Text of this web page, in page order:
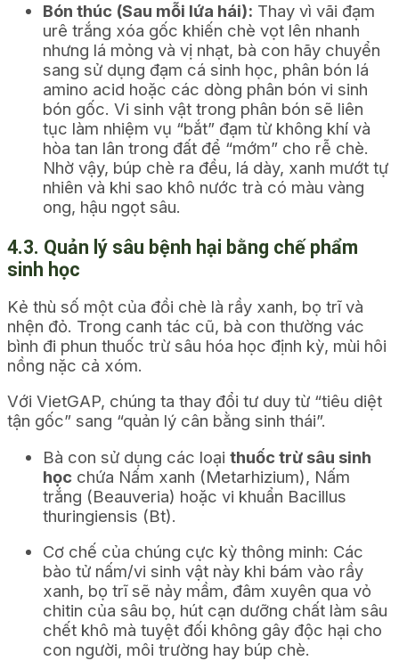
Bón thúc (Sau mỗi lứa hái): Thay vì vãi đạm
urê trắng xóa gốc khiến chè vọt lên nhanh
nhưng lá mỏng và vị nhạt, bà con hãy chuyển
sang sử dụng đạm cá sinh học, phân bón lá
amino acid hoặc các dòng phân bón vi sinh
bón gốc. Vi sinh vật trong phân bón sẽ liên
tục làm nhiệm vụ “bắt” đạm từ không khí và
hòa tan lân trong đất để “mớm” cho rễ chè.
Nhờ vậy, búp chè ra đều, lá dày, xanh mướt tự
nhiên và khi sao khô nước trà có màu vàng
ong, hậu ngọt sâu.
4.3. Quản lý sâu bệnh hại bằng chế phẩm
sinh học
Kẻ thù số một của đồi chè là rầy xanh, bọ trĩ và
nhện đỏ. Trong canh tác cũ, bà con thường vác
bình đi phun thuốc trừ sâu hóa học định kỳ, mùi hôi
nồng nặc cả xóm.
Với VietGAP, chúng ta thay đổi tư duy từ “tiêu diệt
tận gốc” sang “quản lý cân bằng sinh thái”.
Bà con sử dụng các loại thuốc trừ sâu sinh
học chứa Nấm xanh (Metarhizium), Nấm
trắng (Beauveria) hoặc vi khuẩn Bacillus
thuringiensis (Bt).
Cơ chế của chúng cực kỳ thông minh: Các
bào tử nấm/vi sinh vật này khi bám vào rầy
xanh, bọ trĩ sẽ nảy mầm, đâm xuyên qua vỏ
chitin của sâu bọ, hút cạn dưỡng chất làm sâu
chết khô mà tuyệt đối không gây độc hại cho
con người, môi trường hay búp chè.